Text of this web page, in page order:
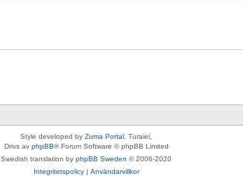
Style developed by Zuma Portal , Turaiel,
Drivs av phpBB® Forum Software © phpBB Limited
Swedish translation by phpBB Sweden © 2006-2020
Integritetspolicy| Användarvillkor